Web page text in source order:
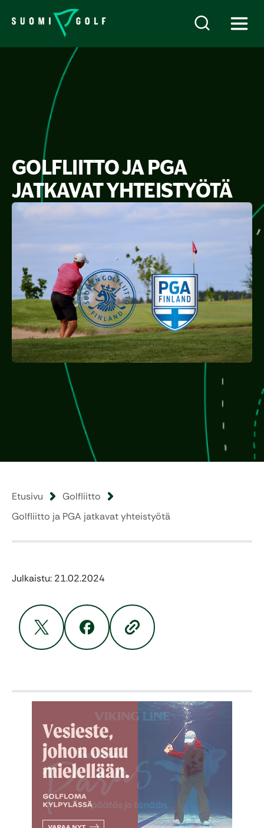
GOLFLIITTO JA PGA
JATKAVAT YHTEISTYÖTÄ
Etusivu
Golfliitto
Golfliitto ja PGA jatkavat yhteistyötä
Julkaistu: 21.02.2024